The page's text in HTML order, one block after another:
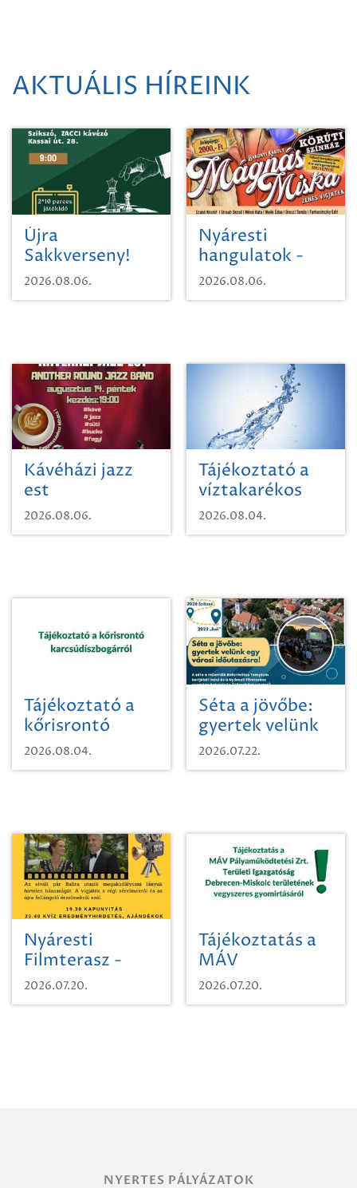
AKTUÁLIS HÍREINK
Újra
Sakkverseny!
2026.08.06.
Nyáresti
hangulatok -
Mágnás Miska
2026.08.06.
Kávéházi jazz
est
2026.08.06.
Tájékoztató a
víztakarékos
vízhasználatról
2026.08.04.
Tájékoztató a
kőrisrontó
karcsúdíszbogárról
2026.08.04.
Séta a jövőbe:
gyertek velünk
egy városi
időutazásra!
2026.07.22.
Nyáresti
Filmterasz -
Beugró a
Paradicsomba
2026.07.20.
Tájékoztatás a
MÁV
Pályaműködtetési
Zrt. Területi
2026.07.20.
NYERTES PÁLYÁZATOK